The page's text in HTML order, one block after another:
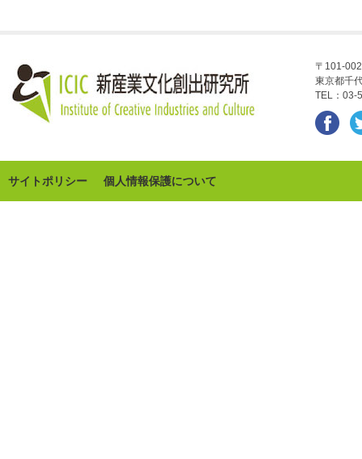
〒101-
東京都千
TEL：
サイトポリシー 個人情報保護について